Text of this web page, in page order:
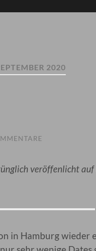
2020
veröffenlicht
in Hamburg wieder